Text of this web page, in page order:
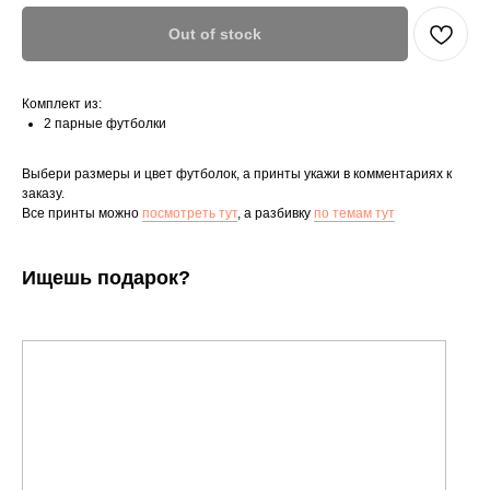
Out of stock
Комплект из:
2 парные футболки
Выбери размеры и цвет футболок, а принты укажи в комментариях к
заказу.
Все принты можно посмотреть тут, а разбивку по темам тут
Ищешь подарок?